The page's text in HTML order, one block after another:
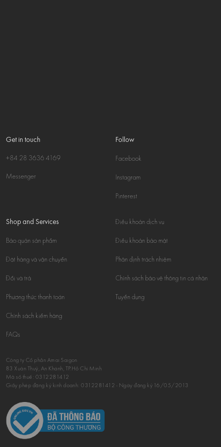
Get in touch
+84 28 3636 4169
Messenger
Follow
Facebook
Instagram
Pinterest
Shop and Services
Bảo quản sản phẩm
Đặt hàng và vận chuyển
Đổi và trả
Phương thức thanh toán
Chính sách kiểm hàng
FAQs
Điều khoản dịch vụ
Điều khoản bảo mật
Phân định trách nhiệm
Chính sách bảo vệ thông tin cá nhân
Tuyển dụng
Công ty Cổ phần Amai Saigon
83 Xuân Thuỷ, An Khánh, TP.Hồ Chí Minh
Mã số thuế: 0312281412
Giấy phép đăng ký kinh doanh: 0312281412 - Ngày đăng ký 16/05/2013